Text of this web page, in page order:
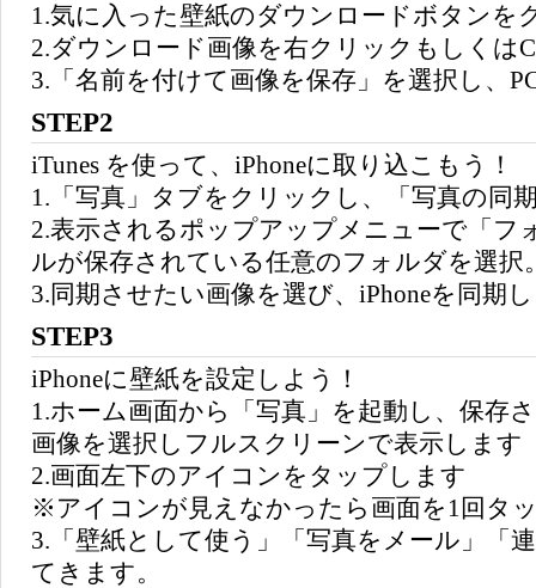
1.気に入った壁紙のダウンロードボタンを
2.ダウンロード画像を右クリックもしくは
3.「名前を付けて画像を保存」を選択し、
STEP2
iTunes を使って、iPhoneに取り込こもう！
1.「写真」タブをクリックし、「写真の同
2.表示されるポップアップメニューで「フ
ルが保存されている任意のフォルダを選択
3.同期させたい画像を選び、iPhoneを同期
STEP3
iPhoneに壁紙を設定しよう！
1.ホーム画面から「写真」を起動し、保存
画像を選択しフルスクリーンで表示します
2.画面左下のアイコンをタップします
※アイコンが見えなかったら画面を1回タ
3.「壁紙として使う」「写真をメール」「
てきます。